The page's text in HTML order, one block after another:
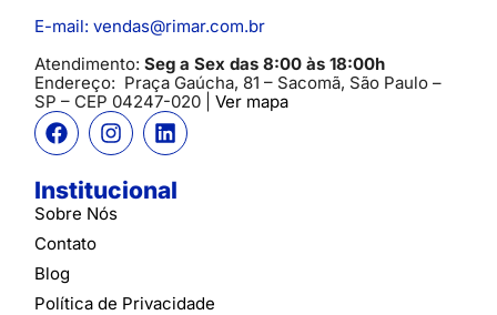
E-mail: vendas@rimar.com.br
Atendimento: Seg a Sex das 8:00 às 18:00h
Endereço: Praça Gaúcha, 81 – Sacomã, São Paulo –
SP – CEP 04247-020 | Ver mapa
Institucional
Sobre Nós
Contato
Blog
Política de Privacidade